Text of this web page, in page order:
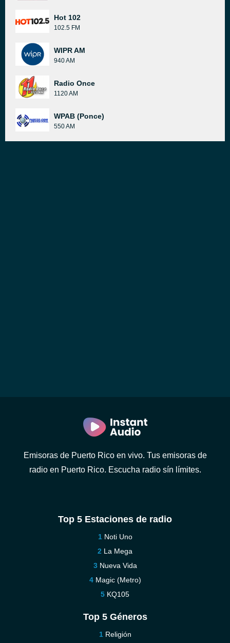
Hot 102
102.5 FM
WIPR AM
940 AM
Radio Once
1120 AM
WPAB (Ponce)
550 AM
Emisoras de Puerto Rico en vivo. Tus emisoras de
radio en Puerto Rico. Escucha radio sín límites.
Top 5 Estaciones de radio
Noti Uno
La Mega
Nueva Vida
Magic (Metro)
KQ105
Top 5 Géneros
Religión